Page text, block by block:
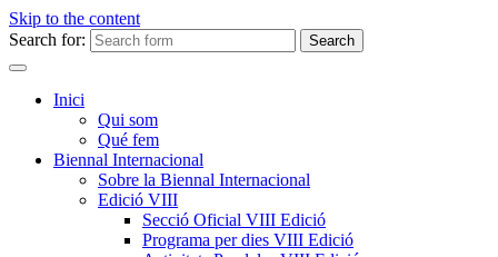
Skip to the content
Search for:
Inici
Qui som
Qué fem
Biennal Internacional
Sobre la Biennal Internacional
Edició VIII
Secció Oficial VIII Edició
Programa per dies VIII Edició